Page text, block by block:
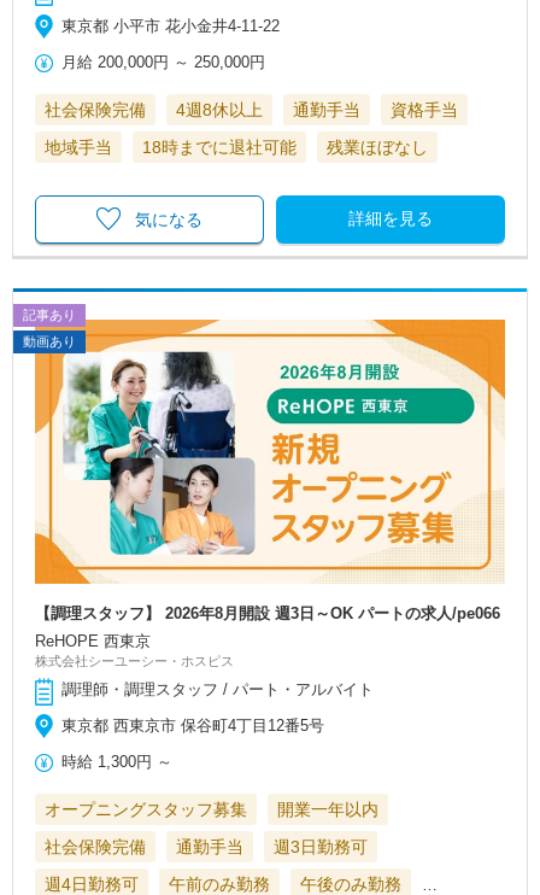
東京都 小平市 花小金井4-11-22
月給 200,000円 ～ 250,000円
社会保険完備 4週8休以上 通勤手当
資格手当
地域手当
18時までに退社可能 残業ほぼなし
詳細を見る
気になる
記事あり
動画あり
【調理スタッフ】 2026年8月開設 週3日～OK パートの求人/pe066
ReHOPE 西東京
株式会社シーユーシー・ホスピス
調理師・調理スタッフ / パート・アルバイト
東京都 西東京市 保谷町4丁目12番5号
時給 1,300円 ～
オープニングスタッフ募集
開業一年以内
社会保険完備
通勤手当
週3日勤務可
週4日勤務可
午前のみ勤務 午後のみ勤務